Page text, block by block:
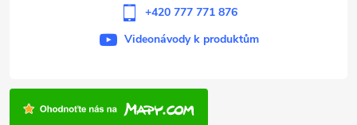
+420 777 771 876
Videonávody k produktům